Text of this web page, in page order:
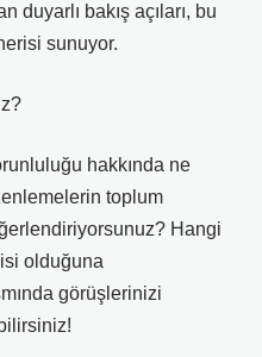
bakış açıları, bu
sunuyor.
hakkında ne
toplum
Hangi
olduğuna
görüşlerinizi